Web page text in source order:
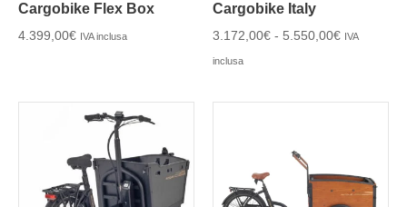
Cargobike Flex Box
4.399,00€ IVA inclusa
Cargobike Italy
3.172,00€ - 5.550,00€ IVA
inclusa